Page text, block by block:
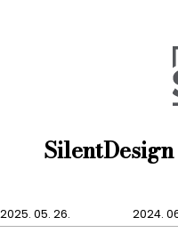
Cikkszám: 1011748-524
2025. 05. 26. 2024.